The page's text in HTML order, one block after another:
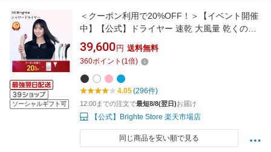
ソーシャルギフト可
＜クーポン利用で20%OFF！＞【イベント開催
中】【公式】ドライヤー 速乾 大風量 乾くのに
乾かない ブライト シャワードライヤー Brighte
SHOWER DRYER 佐々木希 | ミストドライヤー
ヘアドライヤー ナノ化ミスト 美容液 美容 美髪
髪質改善
39,600 円 送料無料
360ポイント (1倍)
4.05(296件)
12:00までの注文で最短8/8(翌日)お届け
【公式】Brighte Store 楽天市場店
同じ商品を安い順で見る